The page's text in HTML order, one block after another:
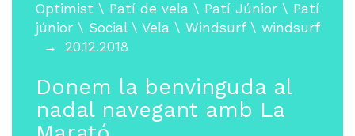
Optimist \ Patí de vela \ Patí Júnior \ Patí
júnior \ Social\ Vela \ Windsurf\ windsurf
20.12.2018
Donem la benvinguda al
nadal navegant amb La